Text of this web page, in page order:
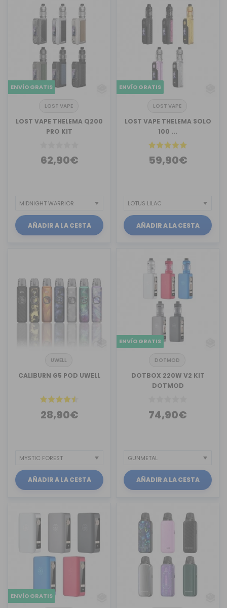
ENVÍO GRATIS
LOST VAPE
LOST VAPE THELEMA Q200
PRO KIT
62,90€
AÑADIR A LA CESTA
ENVÍO GRATIS
LOST VAPE
LOST VAPE THELEMA SOLO
100 ...
59,90€
AÑADIR A LA CESTA
UWELL
CALIBURN G5 POD UWELL
28,90€
AÑADIR A LA CESTA
ENVÍO GRATIS
DOTMOD
DOTBOX 220W V2 KIT
DOTMOD
74,90€
AÑADIR A LA CESTA
ENVÍO GRATIS